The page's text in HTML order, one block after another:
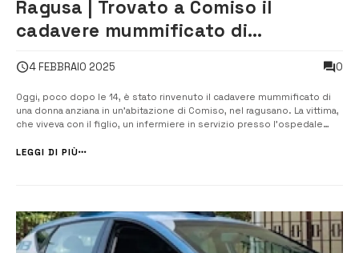
Ragusa | Trovato a Comiso il
cadavere mummificato di
4 FEBBRAIO 2025 0
Oggi, poco dopo le 14, è stato rinvenuto il cadavere mummificato di
una donna anziana in un’abitazione di Comiso, nel ragusano. La vittima,
che viveva con il figlio, un infermiere in servizio presso l’ospedale
fare la scoperta, la polizia, che è intervenuta sul...
LEGGI DI PIÙ